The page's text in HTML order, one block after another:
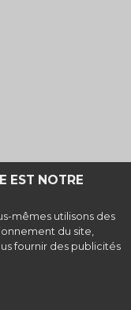
EST NOTRE
mêmes utilisons des
du site,
fournir des publicités